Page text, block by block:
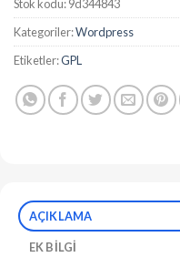
Stok kodu:9d344843
Kategoriler:Wordpress
Etiketler:GPL
AÇIKLAMA
EK BILGI